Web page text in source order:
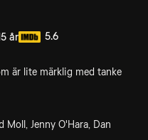
år 5.6
är lite märklig med tanke
Moll, Jenny O'Hara, Dan